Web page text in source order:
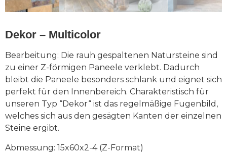
Dekor – Multicolor
Bearbeitung: Die rauh gespaltenen Natursteine sind
zu einer Z-förmigen Paneele verklebt. Dadurch
bleibt die Paneele besonders schlank und eignet sich
perfekt für den Innenbereich. Charakteristisch für
unseren Typ “Dekor“ ist das regelmäßige Fugenbild,
welches sich aus den gesägten Kanten der einzelnen
Steine ergibt.
Abmessung: 15x60x2-4 (Z-Format)